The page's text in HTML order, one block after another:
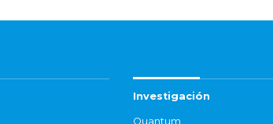
Investigación
Quantum